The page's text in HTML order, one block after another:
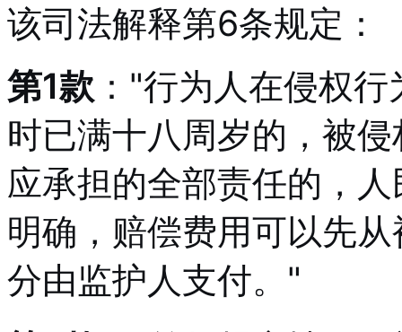
该司法解释第6条规定：
第1款 ："行为人在侵权
时已满十八周岁的，被
应承担的全部责任的，
明确，赔偿费用可以先
分由监护人支付。"